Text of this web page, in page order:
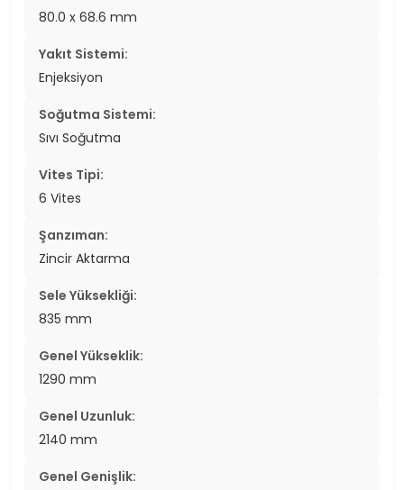
80.0 x 68.6 mm
Yakıt Sistemi:
Enjeksiyon
Soğutma Sistemi:
Sıvı Soğutma
Vites Tipi:
6 Vites
Şanzıman:
Zincir Aktarma
Sele Yüksekliği:
835 mm
Genel Yükseklik:
1290 mm
Genel Uzunluk:
2140 mm
Genel Genişlik: